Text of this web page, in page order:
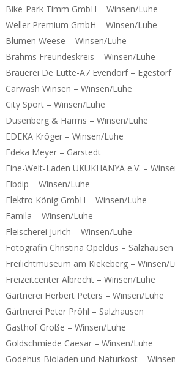
Bike-Park Timm GmbH – Winsen/Luhe
Weller Premium GmbH – Winsen/Luhe
Blumen Weese – Winsen/Luhe
Brahms Freundeskreis – Winsen/Luhe
Brauerei De Lütte-A7 Evendorf – Egestorf
Carwash Winsen – Winsen/Luhe
City Sport – Winsen/Luhe
Düsenberg & Harms – Winsen/Luhe
EDEKA Kröger – Winsen/Luhe
Edeka Meyer – Garstedt
Eine-Welt-Laden UKUKHANYA e.V. –
Elbdip – Winsen/Luhe
Elektro König GmbH – Winsen/Luhe
Famila – Winsen/Luhe
Fleischerei Jurich – Winsen/Luhe
Fotografin Christina Opeldus – Salzhausen
Freilichtmuseum am Kiekeberg – Winsen/
Freizeitcenter Albrecht – Winsen/Luhe
Gärtnerei Herbert Peters – Winsen/Luhe
Gärtnerei Peter Pröhl – Salzhausen
Gasthof Große – Winsen/Luhe
Goldschmiede Caesar – Winsen/Luhe
Godehus Bioladen und Naturkost –